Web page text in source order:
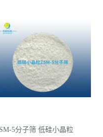
5分子筛 低硅小晶粒